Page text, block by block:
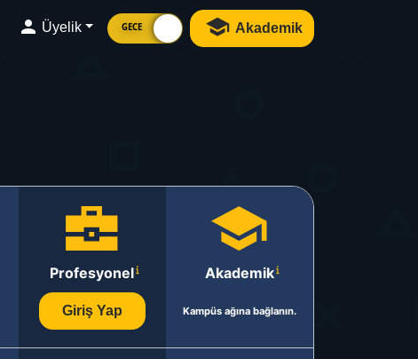
Üyelik GECE Akademik
Profesyonel
Giriş Yap
Akademik
Kampüs ağına bağlanın.